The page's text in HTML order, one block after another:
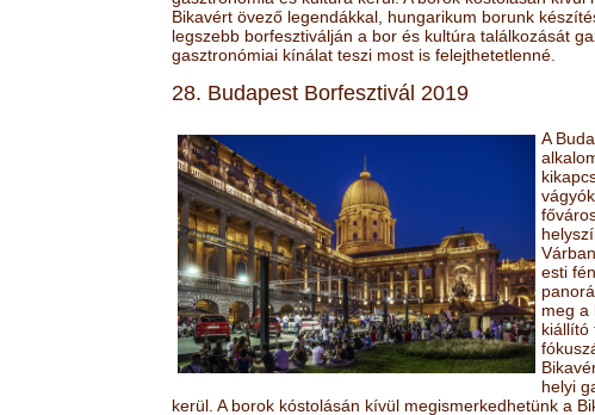
Bikavért övező legendákkal, hungarikum borunk
legszebb borfesztiválján a bor és kultúra találkozását
gasztronómiai kínálat teszi most is felejthetetlenné.
28. Budapest Borfesztivál 2019
A
esti
meg a
kiállító
helyi
kerül. A borok kóstolásán kívül megismerkedhetünk a